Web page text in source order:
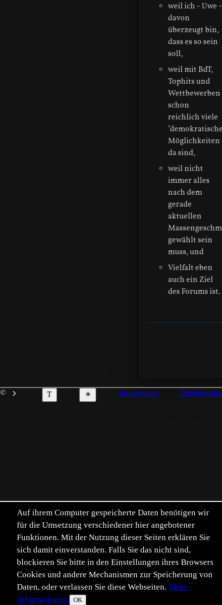
weil ich - Uwe -
davon
überzeugt bin,
dass es so sein
soll,
weil mit BdT,
Tophits und
Wettbewerben
schon
reichlich viele
Möglichkeiten
da sind,
weil nicht
immer alles
nach dem
gerade
aktuellen
gewählt sein
muss, und
Vielfalt eben
auch ein Ziel
des Forums ist.
© T ☀ Im­pressum Daten­schutz
Auf ihrem Computer gespeicherte Daten benötigen wir
für die Umsetzung verschiedener hier angebotener
Funktionen. Mit der Nutzung dieser Seiten erklären Sie
sich damit einverstanden. Falls Sie das nicht sind,
blockieren Sie bitte in den Einstellungen ihres Browsers
Cookies und andere Mechanismen zur Speicherung von
Daten, oder verlassen Sie diese Webseiten. Mehr
Informationen. OK